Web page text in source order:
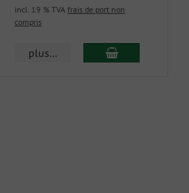
incl. 19 % TVA frais de port non
compris
plus...